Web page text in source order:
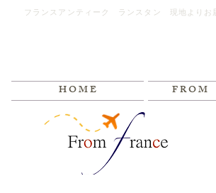
フランスアンティーク ランスタン 現地よりお
H O M E F R O M